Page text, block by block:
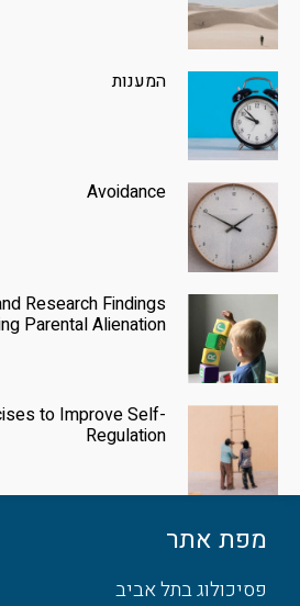
המענות
Avoidance
Research Findings
Parental Alienation
to Improve Self-
Regulation
מפת אתר
פסיכולוג בתל אביב